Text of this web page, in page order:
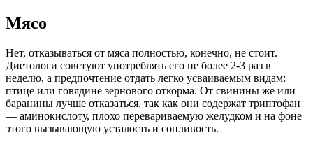
Мясо
Нет, отказываться от мяса полностью, конечно, не стоит.
Диетологи советуют употреблять его не более 2-3 раз в
неделю, а предпочтение отдать легко усваиваемым видам:
птице или говядине зернового откорма. От свинины же или
баранины лучше отказаться, так как они содержат триптофан
— аминокислоту, плохо перевариваемую желудком и на фоне
этого вызывающую усталость и сонливость.